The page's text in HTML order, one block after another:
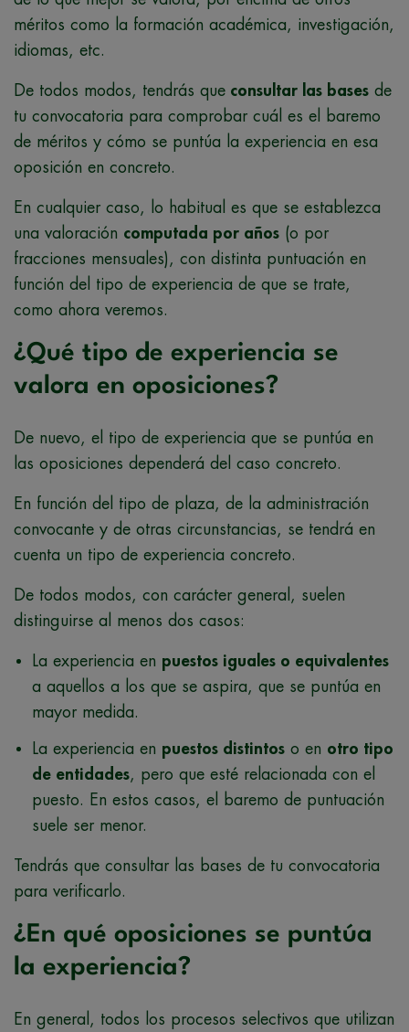
méritos como la formación académica, investigación,
idiomas, etc.
De todos modos, tendrás que consultar las bases de
tu convocatoria para comprobar cuál es el baremo
de méritos y cómo se puntúa la experiencia en esa
oposición en concreto.
En cualquier caso, lo habitual es que se establezca
una valoración computada por años (o por
fracciones mensuales), con distinta puntuación en
función del tipo de experiencia de que se trate,
como ahora veremos.
¿Qué tipo de experiencia se
valora en oposiciones?
De nuevo, el tipo de experiencia que se puntúa en
las oposiciones dependerá del caso concreto.
En función del tipo de plaza, de la administración
convocante y de otras circunstancias, se tendrá en
cuenta un tipo de experiencia concreto.
De todos modos, con carácter general, suelen
distinguirse al menos dos casos:
La experiencia en puestos iguales o equivalentes
a aquellos a los que se aspira, que se puntúa en
mayor medida.
La experiencia en puestos distintos o en otro tipo
de entidades, pero que esté relacionada con el
puesto. En estos casos, el baremo de puntuación
suele ser menor.
Tendrás que consultar las bases de tu convocatoria
para verificarlo.
¿En qué oposiciones se puntúa
la experiencia?
En general, todos los procesos selectivos que utilizan